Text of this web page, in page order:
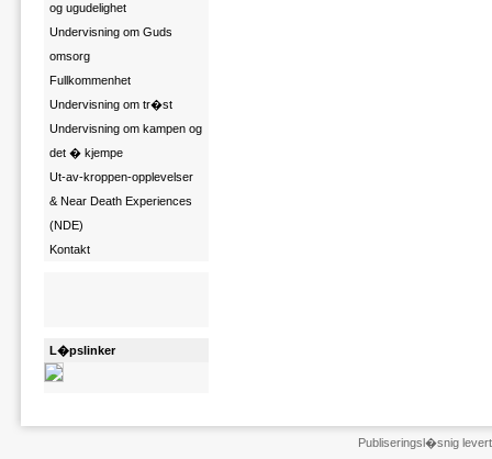
og ugudelighet
Undervisning om Guds
omsorg
Fullkommenhet
Undervisning om tr�st
Undervisning om kampen og
det � kjempe
Ut-av-kroppen-opplevelser
& Near Death Experiences
(NDE)
Kontakt
L�pslinker
Publiseringsl�snig